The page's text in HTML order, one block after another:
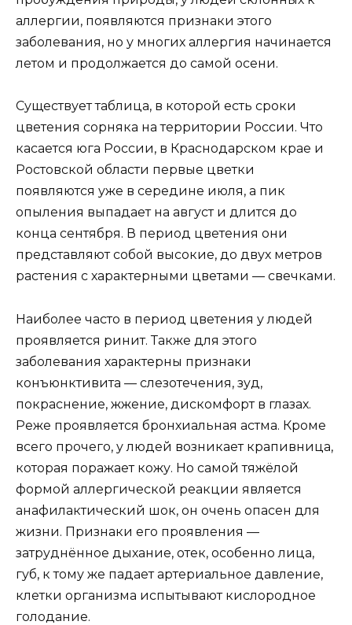
аллергии, появляются признаки этого
заболевания, но у многих аллергия начинается
летом и продолжается до самой осени.
Существует таблица, в которой есть сроки
цветения сорняка на территории России. Что
касается юга России, в Краснодарском крае и
Ростовской области первые цветки
появляются уже в середине июля, а пик
опыления выпадает на август и длится до
конца сентября. В период цветения они
представляют собой высокие, до двух метров
растения с характерными цветами — свечками.
Наиболее часто в период цветения у людей
проявляется ринит. Также для этого
заболевания характерны признаки
конъюнктивита — слезотечения, зуд,
покраснение, жжение, дискомфорт в глазах.
Реже проявляется бронхиальная астма. Кроме
всего прочего, у людей возникает крапивница,
которая поражает кожу. Но самой тяжёлой
формой аллергической реакции является
анафилактический шок, он очень опасен для
жизни. Признаки его проявления —
затруднённое дыхание, отек, особенно лица,
губ, к тому же падает артериальное давление,
клетки организма испытывают кислородное
голодание.